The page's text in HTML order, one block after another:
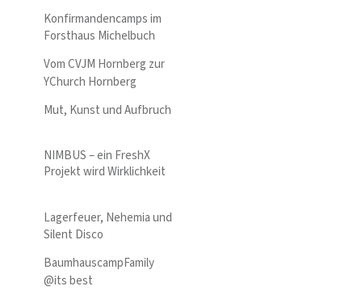
Konfirmandencamps im
Forsthaus Michelbuch
Vom CVJM Hornberg zur
YChurch Hornberg
Mut, Kunst und Aufbruch
NIMBUS – ein FreshX
Projekt wird Wirklichkeit
Lagerfeuer, Nehemia und
Silent Disco
BaumhauscampFamily
@its best